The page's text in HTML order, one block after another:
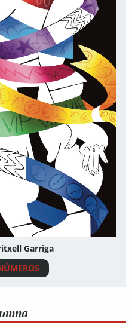
Garriga